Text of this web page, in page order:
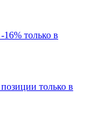
16% только в
только в